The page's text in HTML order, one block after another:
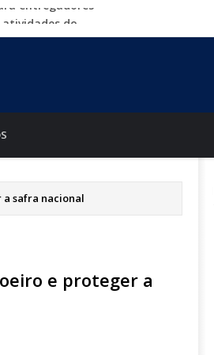
do
entregadores
safra nacional
e proteger a